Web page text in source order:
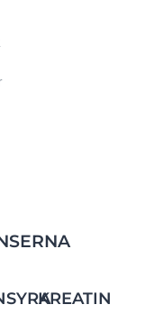
KREATIN